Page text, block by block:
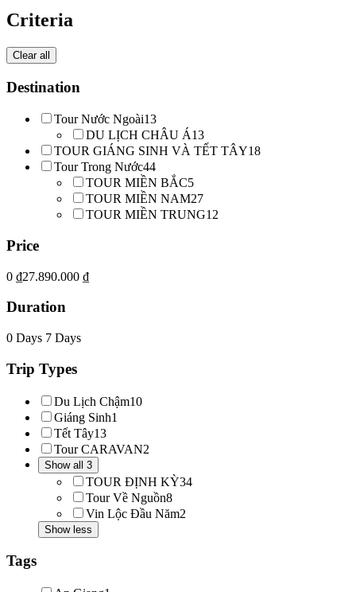
Criteria
Clear all
Destination
Tour Nước Ngoài13
DU LỊCH CHÂU Á13
TOUR GIÁNG SINH VÀ TẾT TÂY18
Tour Trong Nước44
TOUR MIỀN BẮC5
TOUR MIỀN NAM27
TOUR MIỀN TRUNG12
Price
0 ₫27.890.000 ₫
Duration
0 Days 7 Days
Trip Types
Du Lịch Chậm10
Giáng Sinh1
Tết Tây13
Tour CARAVAN2
Show all 3
TOUR ĐỊNH KỲ34
Tour Về Nguồn8
Vin Lộc Đầu Năm2
Show less
Tags